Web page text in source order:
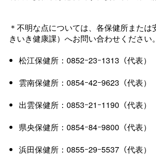
＊不明な点については、各保健所または
きいき健康課）へお問い合わせください。
松江保健所：0852ｰ23ｰ1313（代表）
雲南保健所：0854ｰ42ｰ9623（代表）
出雲保健所：0853ｰ21ｰ1190（代表）
県央保健所：0854ｰ84ｰ9800（代表）
浜田保健所：0855ｰ29ｰ5537（代表）